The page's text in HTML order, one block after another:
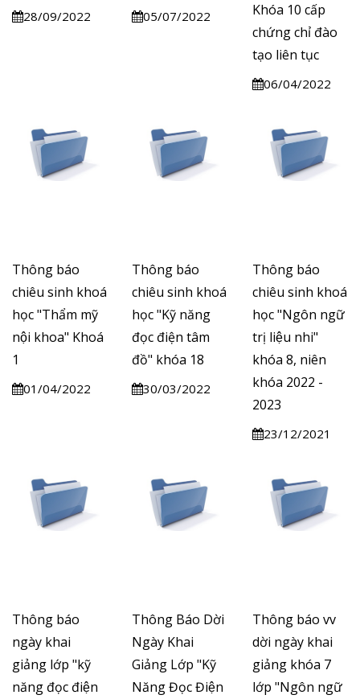
28/09/2022 05/07/2022
Khóa 10 cấp
chứng chỉ đào
tạo liên tục
06/04/2022
Thông báo
chiêu sinh khoá
học "Thẩm mỹ
nội khoa" Khoá
1
01/04/2022
Thông báo
chiêu sinh khoá
học "Kỹ năng
đọc điện tâm
đồ" khóa 18
30/03/2022
Thông báo
chiêu sinh khoá
học "Ngôn ngữ
trị liệu nhi"
khóa 8, niên
khóa 2022 -
2023
23/12/2021
Thông báo
ngày khai
giảng lớp "kỹ
năng đọc điện
Thông Báo Dời
Ngày Khai
Giảng Lớp "Kỹ
Năng Đọc Điện
Thông báo vv
dời ngày khai
giảng khóa 7
lớp "Ngôn ngữ